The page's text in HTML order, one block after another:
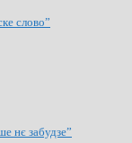
слово”
нє забудзе”